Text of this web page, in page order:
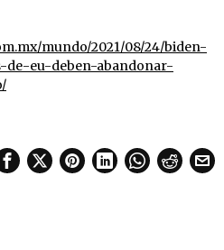
mundo/2021/08/24/biden-
de-eu-deben-abandonar-